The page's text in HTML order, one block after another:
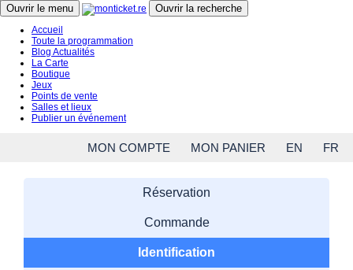
Ouvrir le menu Ouvrir la recherche
Close menu
Accueil
Toute la programmation
Blog Actualités
La Carte
Boutique
Jeux
Points de vente
Salles et lieux
Publier un événement
FR
EN
MON PANIER
MON COMPTE
Réservation
Commande
Identification